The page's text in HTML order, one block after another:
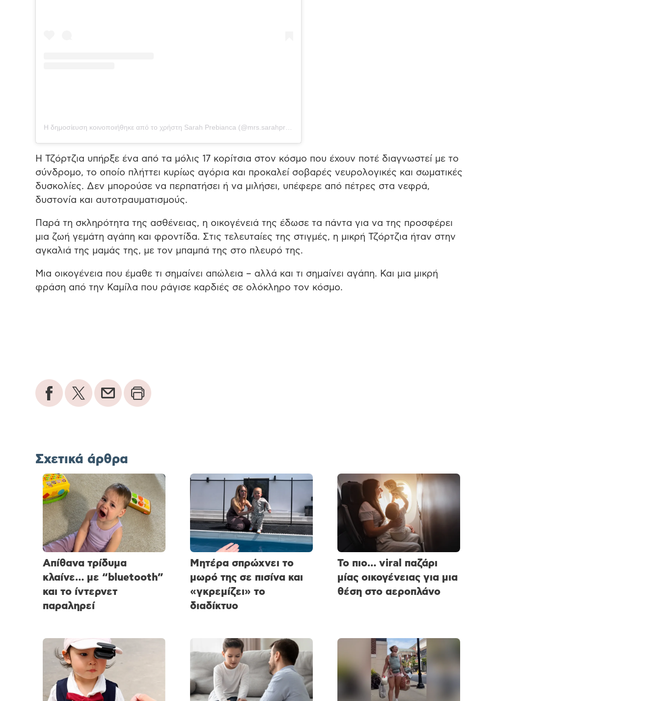
Η Τζόρτζια υπήρξε ένα από τα μόλις 17 κορίτσια στον κόσμο που έχουν ποτέ διαγνωστεί με το
σύνδρομο, το οποίο πλήττει κυρίως αγόρια και προκαλεί σοβαρές νευρολογικές και σωματικές
δυσκολίες. Δεν μπορούσε να περπατήσει ή να μιλήσει, υπέφερε από πέτρες στα νεφρά,
δυστονία και αυτοτραυματισμούς.
Παρά τη σκληρότητα της ασθένειας, η οικογένειά της έδωσε τα πάντα για να της προσφέρει
μια ζωή γεμάτη αγάπη και φροντίδα. Στις τελευταίες της στιγμές, η μικρή Τζόρτζια ήταν στην
αγκαλιά της μαμάς της, με τον μπαμπά της στο πλευρό της.
Μια οικογένεια που έμαθε τι σημαίνει απώλεια – αλλά και τι σημαίνει αγάπη. Και μια μικρή
φράση από την Καμίλα που ράγισε καρδιές σε ολόκληρο τον κόσμο.
Σχετικά άρθρα
Απίθανα τρίδυμα
κλαίνε… με “bluetooth”
και το ίντερνετ
παραληρεί
Μητέρα σπρώχνει το
μωρό της σε πισίνα και
«γκρεμίζει» το
διαδίκτυο
Το πιο… viral παζάρι
μίας οικογένειας για μια
θέση στο αεροπλάνο